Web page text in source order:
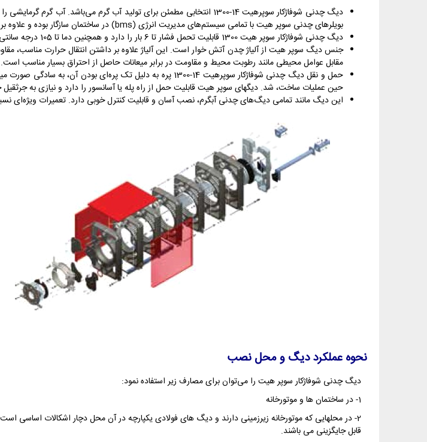
دیگ چدنی شوفاژکار سوپرهیت 14-1300 انتخابی مطمئن برای تولید آب گرم
بویلرهای چدنی سوپر هیت با تمامی سیستم‌های مدیریت انرژی (bms) در ساختمان سازگار بوده و علاوه بر این می‌توانند در سیستم حرارتی به همراه پنل خورشیدی نیز قرار بگیرد.
دیگ چدنی شوفاژکار سوپر هیت 1300 قابلیت تحمل فشار تا 6 بار را دارد و همچنین دما تا 105 درجه سانتی گراد را تحمل میکند.
جنس دیگ سوپر هیت از آلیاژ چدن آتش خوار است. این آلیاژ علاوه بر داشتن انتقال حرارت مناسب،
مقابل عوامل محیطی مانند رطوبت محیط و مقاومت در برابر میعانات حاصل از احتراق بسیار مناسب است.
حمل و نقل دیگ چدنی شوفاژکار سوپرهیت 14-1300 پره به دلیل تک
حین عملیات ساخت، شد. دیگهای سوپر هیت قابلیت حمل از راه پله یا آسانسور را دارد و نیازی به
این دیگ مانند تمامی دیگ‌های چدنی آبگرم، نصب آسان و قابلیت کنترل خوبی دارد. تعمیرات ویژه‌ای
نحوه عملکرد دیگ و محل نصب
دیگ چدنی شوفاژکار سوپر هیت را می‌توان برای مصارف زیر استفاده نمود:
1- در ساختمان ها و موتورخانه
قابل جایگزینی می باشند.